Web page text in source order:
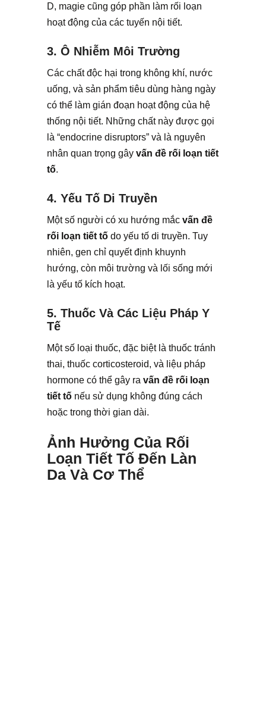
D, magie cũng góp phần làm rối loạn
hoạt động của các tuyến nội tiết.
3. Ô Nhiễm Môi Trường
Các chất độc hại trong không khí, nước
uống, và sản phẩm tiêu dùng hàng ngày
có thể làm gián đoạn hoạt động của hệ
thống nội tiết. Những chất này được gọi
là “endocrine disruptors” và là nguyên
nhân quan trọng gây vấn đề rối loạn tiết
tố.
4. Yếu Tố Di Truyền
Một số người có xu hướng mắc vấn đề
rối loạn tiết tố do yếu tố di truyền. Tuy
nhiên, gen chỉ quyết định khuynh
hướng, còn môi trường và lối sống mới
là yếu tố kích hoạt.
5. Thuốc Và Các Liệu Pháp Y
Tế
Một số loại thuốc, đặc biệt là thuốc tránh
thai, thuốc corticosteroid, và liệu pháp
hormone có thể gây ra vấn đề rối loạn
tiết tố nếu sử dụng không đúng cách
hoặc trong thời gian dài.
Ảnh Hưởng Của Rối
Loạn Tiết Tố Đến Làn
Da Và Cơ Thể